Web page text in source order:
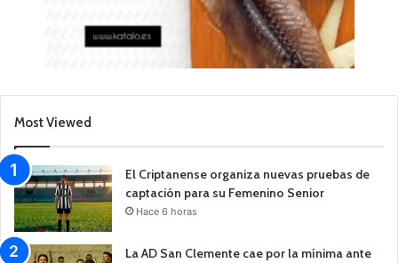
Most Viewed
El Criptanense organiza nuevas pruebas de
captación para su Femenino Senior
Hace 6 horas
La AD San Clemente cae por la mínima ante